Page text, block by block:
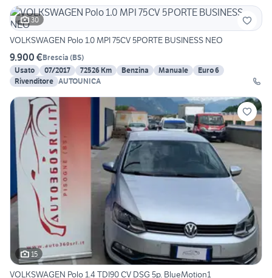
30
VOLKSWAGEN Polo 1.0 MPI 75CV 5PORTE BUSINESS NEO
9.900 €Brescia (BS)
Usato
07/2017 72526 Km Benzina Manuale
Euro 6
Rivenditore AUTOUNICA
15
VOLKSWAGEN Polo 1.4 TDI90 CV DSG 5p. BlueMotion1